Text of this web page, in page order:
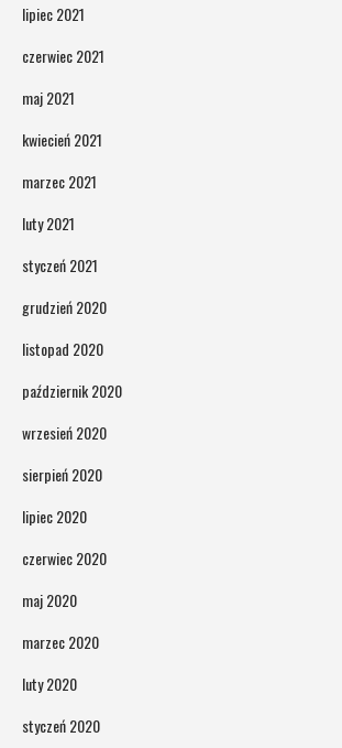
lipiec 2021
czerwiec 2021
maj 2021
kwiecień 2021
marzec 2021
luty 2021
styczeń 2021
grudzień 2020
listopad 2020
październik 2020
wrzesień 2020
sierpień 2020
lipiec 2020
czerwiec 2020
maj 2020
marzec 2020
luty 2020
styczeń 2020